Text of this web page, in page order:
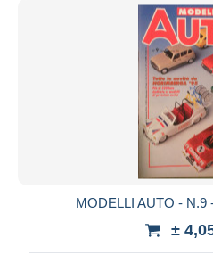
MODELLI AUTO - N.9
±